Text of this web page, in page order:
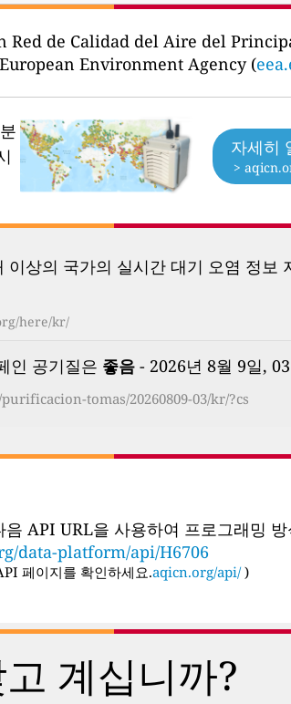
Red de Calidad del Aire del
Environment Agency (
자세히
>
상의 국가의 실시간 대기 오염 정보
here/kr/
인 공기질은 좋음 - 2026년 8월 9일,
tomas/20260809-03/kr/?cs
API URL을 사용하여 프로그래밍
data-platform/api/H6706
페이지를 확인하세요.aqicn.org/api/ )
계십니까?